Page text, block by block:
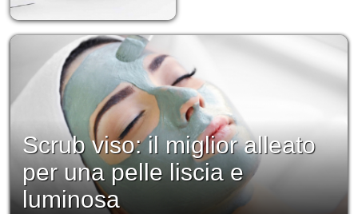
Scrub viso: il miglior alleato
per una pelle liscia e
luminosa